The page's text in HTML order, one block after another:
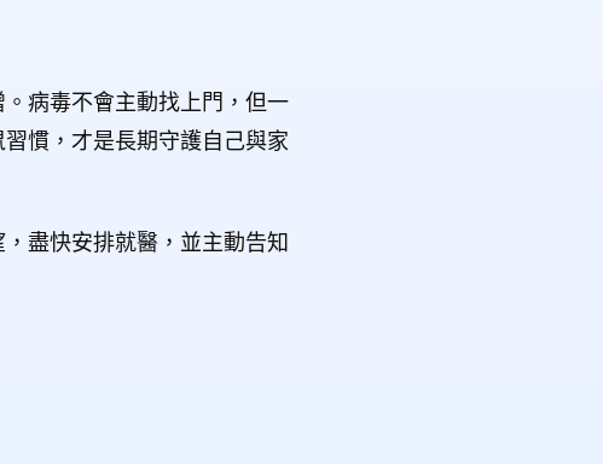
病毒不會主動找上門，但一
慣，才是長期守護自己與家
盡快安排就醫，並主動告知